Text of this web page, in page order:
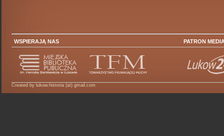
WSPIERAJĄ NAS PATRON
Created by lukow.historia (at) gmail.com